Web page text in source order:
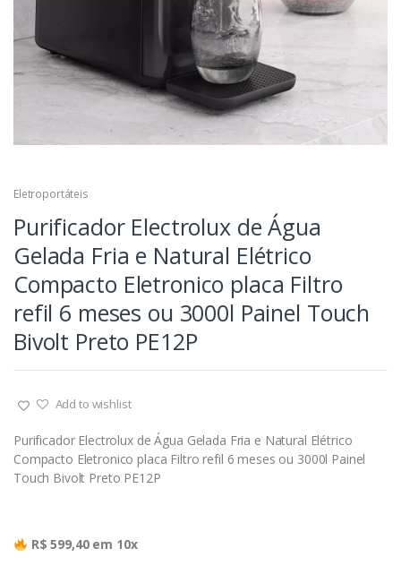
Eletroportáteis
Purificador Electrolux de Água
Gelada Fria e Natural Elétrico
Compacto Eletronico placa Filtro
refil 6 meses ou 3000l Painel Touch
Bivolt Preto PE12P
Add to wishlist
Purificador Electrolux de Água Gelada Fria e Natural Elétrico
Compacto Eletronico placa Filtro refil 6 meses ou 3000l Painel
Touch Bivolt Preto PE12P
R$ 599,40 em 10x